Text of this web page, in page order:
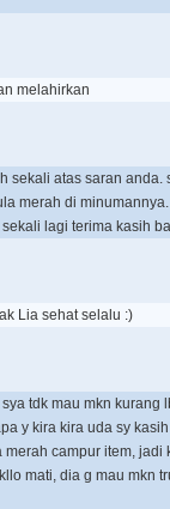
melahirkan
sekali atas saran anda.
merah di
lagi terima kasih
Lia sehat selalu :)
tdk mau mkn kurang
y kira kira uda sy
campur item, jadi
mati, dia g mau mkn